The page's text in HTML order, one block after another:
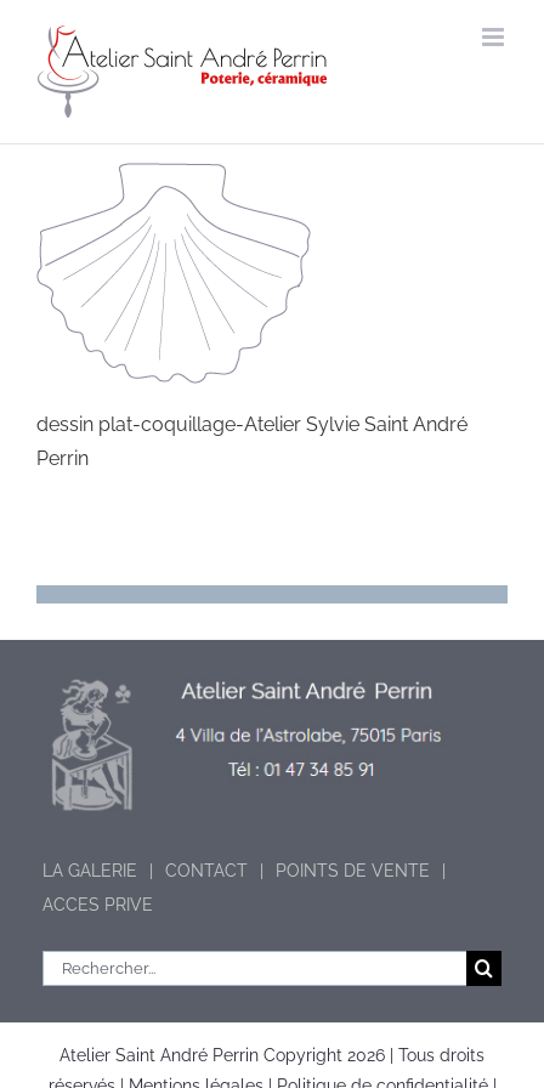
contenu
dessin plat-coquillage-Atelier Sylvie Saint André
Perrin
LA GALERIE CONTACT
POINTS DE VENTE
ACCES PRIVE
Rechercher:
Atelier Saint André Perrin Copyright 2026 | Tous droits